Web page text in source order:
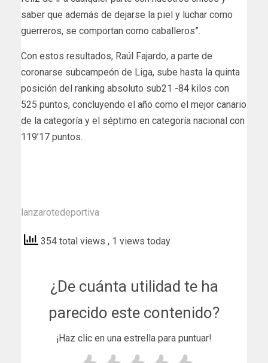
saber que además de dejarse la piel y luchar como
guerreros, se comportan como caballeros”.
Con estos resultados, Raúl Fajardo, a parte de
coronarse subcampeón de Liga, sube hasta la quinta
posición del ranking absoluto sub21 -84 kilos con
525 puntos, concluyendo el año como el mejor canario
de la categoría y el séptimo en categoría nacional con
119’17 puntos.
lanzarotedeportiva
354 total views , 1 views today
¿De cuánta utilidad te ha
parecido este contenido?
¡Haz clic en una estrella para puntuar!